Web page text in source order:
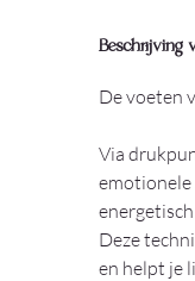
Beschrijving
De voeten
Via
emotionele
Deze
en helpt je